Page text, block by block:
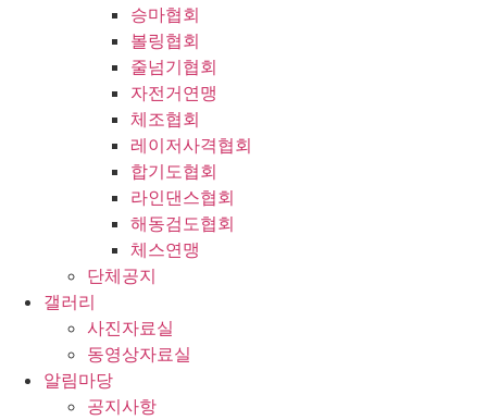
승마협회
볼링협회
줄넘기협회
자전거연맹
체조협회
레이저사격협회
합기도협회
라인댄스협회
해동검도협회
체스연맹
단체공지
갤러리
사진자료실
동영상자료실
알림마당
공지사항